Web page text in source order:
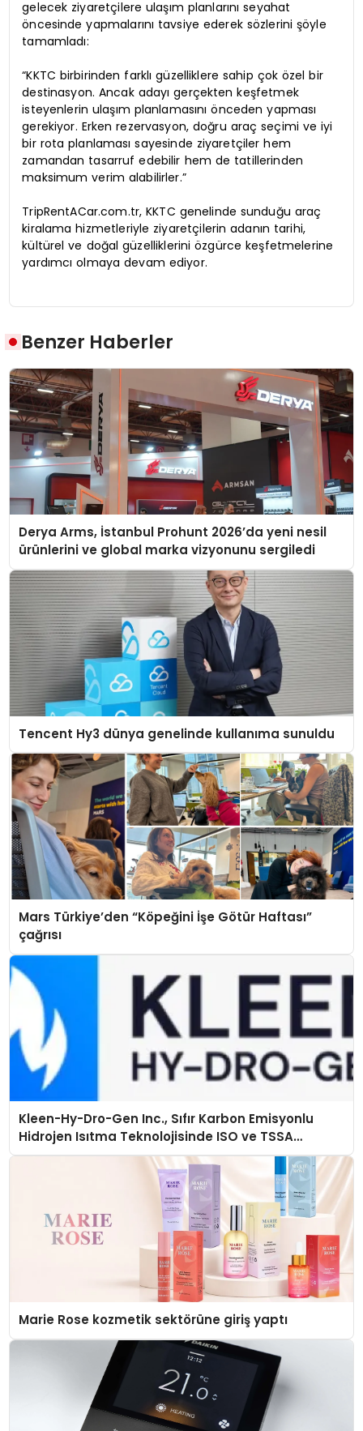
gelecek ziyaretçilere ulaşım planlarını seyahat
öncesinde yapmalarını tavsiye ederek sözlerini şöyle
tamamladı:
“KKTC birbirinden farklı güzelliklere sahip çok özel bir
destinasyon. Ancak adayı gerçekten keşfetmek
isteyenlerin ulaşım planlamasını önceden yapması
gerekiyor. Erken rezervasyon, doğru araç seçimi ve iyi
bir rota planlaması sayesinde ziyaretçiler hem
zamandan tasarruf edebilir hem de tatillerinden
maksimum verim alabilirler.”
TripRentACar.com.tr, KKTC genelinde sunduğu araç
kiralama hizmetleriyle ziyaretçilerin adanın tarihi,
kültürel ve doğal güzelliklerini özgürce keşfetmelerine
yardımcı olmaya devam ediyor.
Benzer Haberler
Derya Arms, İstanbul Prohunt 2026’da yeni nesil
ürünlerini ve global marka vizyonunu sergiledi
Tencent Hy3 dünya genelinde kullanıma sunuldu
Mars Türkiye’den “Köpeğini İşe Götür Haftası”
çağrısı
Kleen-Hy-Dro-Gen Inc., Sıfır Karbon Emisyonlu
Hidrojen Isıtma Teknolojisinde ISO ve TSSA
Düzenleyici Onaylarını Aldı
Marie Rose kozmetik sektörüne giriş yaptı